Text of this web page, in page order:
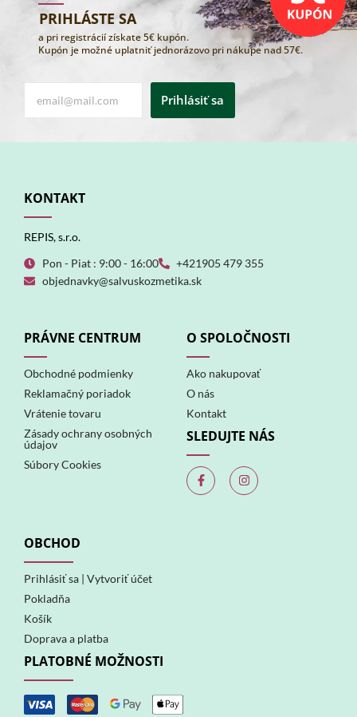
PRIHLÁSTE SA
a pri registrácií získate 5€ kupón.
Kupón je možné uplatniť jednorázovo pri nákupe nad 57€.
Prihlásiť sa
KONTAKT
REPIS, s.r.o.
Pon - Piat : 9:00 - 16:00
+421905 479 355
objednavky@salvuskozmetika.sk
PRÁVNE CENTRUM
Obchodné podmienky
Reklamačný poriadok
Vrátenie tovaru
Zásady ochrany osobných
údajov
Súbory Cookies
O SPOLOČNOSTI
Ako nakupovať
O nás
Kontakt
SLEDUJTE NÁS
F
a
c
I
n
s
OBCHOD
Prihlásiť sa | Vytvoriť účet
Pokladňa
Košík
Doprava a platba
PLATOBNÉ MOŽNOSTI